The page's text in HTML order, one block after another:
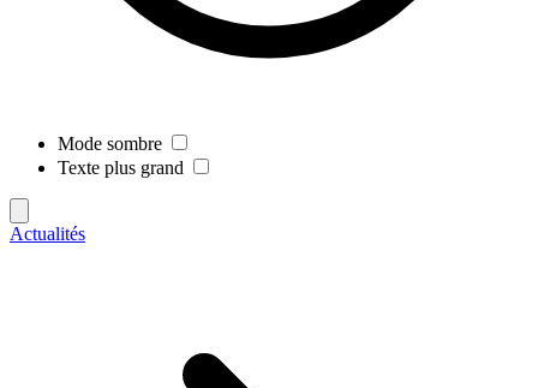
Mode sombre
Texte plus grand
Actualités